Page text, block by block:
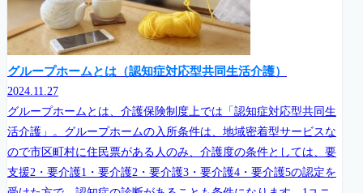
グループホームとは（認知症対応型共同生活介護）
2024.11.27
グループホームとは、介護保険制度上では「認知症対応型共同生
活介護」。グループホームの入所条件は、地域密着型サービスな
ので市区町村に住民票がある人のみ、介護度の条件としては、要
支援2・要介護1・要介護2・要介護3・要介護4・要介護5の認定を